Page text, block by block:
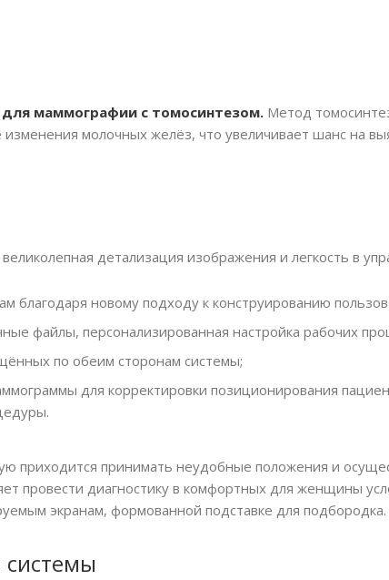
маммографии с томосинтезом. Метод
молочных желёз, что увеличивает шанс на
детализация изображения и легкость в
благодаря новому подходу к конструированию
файлы, персонализированная настройка рабочих
по обеим сторонам системы;
для корректировки позиционирования
приходится принимать неудобные положения и
провести диагностику в комфортных для женщины
экранам, формованной подставке для подбородка.